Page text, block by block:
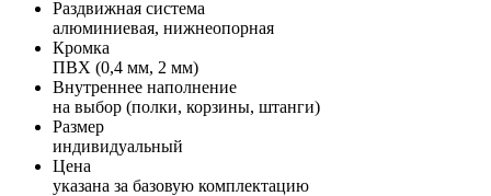
Раздвижная система
алюминиевая, нижнеопорная
Кромка
ПВХ (0,4 мм, 2 мм)
Внутреннее наполнение
на выбор (полки, корзины, штанги)
Размер
индивидуальный
Цена
указана за базовую комплектацию